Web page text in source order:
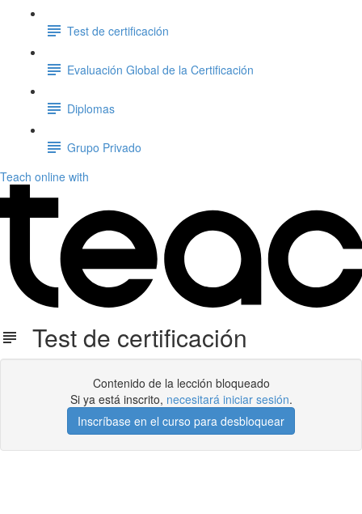
Test de certificación
Evaluación Global de la Certificación
Diplomas
Grupo Privado
Teach online with
Test de certificación
Contenido de la lección bloqueado
Si ya está inscrito, necesitará iniciar sesión.
Inscríbase en el curso para desbloquear